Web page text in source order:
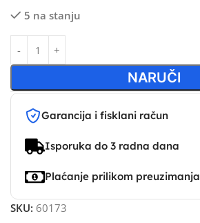
5 na stanju
NARUČI
Garancija i fisklani račun
Isporuka do 3 radna dana
Plaćanje prilikom preuzimanja
SKU: 60173